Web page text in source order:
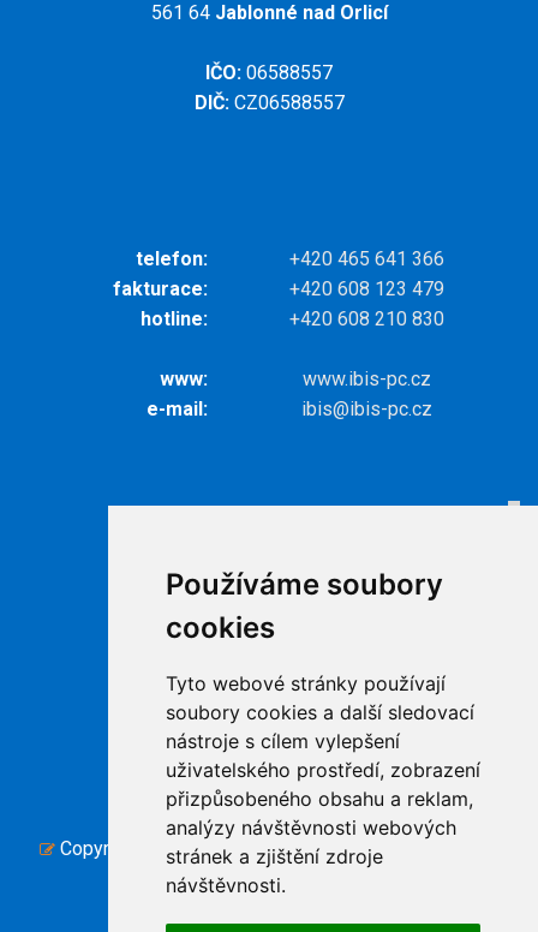
Používáme soubory
cookies
Tyto webové stránky používají
soubory cookies a další sledovací
nástroje s cílem vylepšení
uživatelského prostředí, zobrazení
přizpůsobeného obsahu a reklam,
analýzy návštěvnosti webových
stránek a zjištění zdroje
návštěvnosti.
561 64 Jablonné nad Orlicí
IČO: 06588557
DIČ:CZ06588557
telefon:
+420 465 641 366
fakturace:
+420 608 123 479
hotline:
+420 608 210 830
www:
www.ibis-pc.cz
e-mail:
ibis@ibis-pc.cz
Televize
Ke stažení
Kontakty
Podpora
Copyright © www.ibis-pc.cz, created by TH SOFT .
Cookies